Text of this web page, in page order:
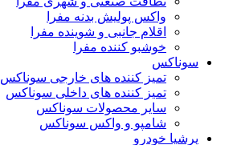
واکس پولیش بدنه مفرا
اقلام جانبی و شوینده مفرا
خوشبو کننده مفرا
سوناکس
تمیز کننده های خارجی سوناکس
تمیز کننده های داخلی سوناکس
سایر محصولات سوناکس
شامپو و واکس سوناکس
پرشیا خودرو